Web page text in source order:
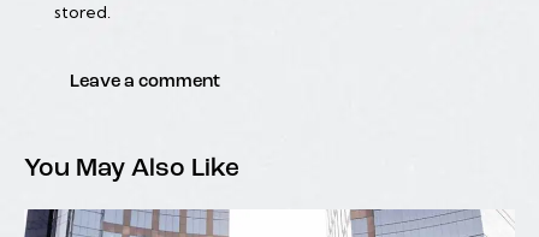
stored.
You May Also Like